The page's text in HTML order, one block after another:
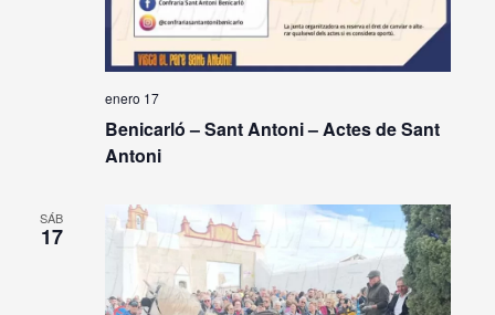
enero 17
Benicarló – Sant Antoni – Actes de Sant
Antoni
SÁB
17